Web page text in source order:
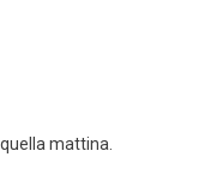
mattina.